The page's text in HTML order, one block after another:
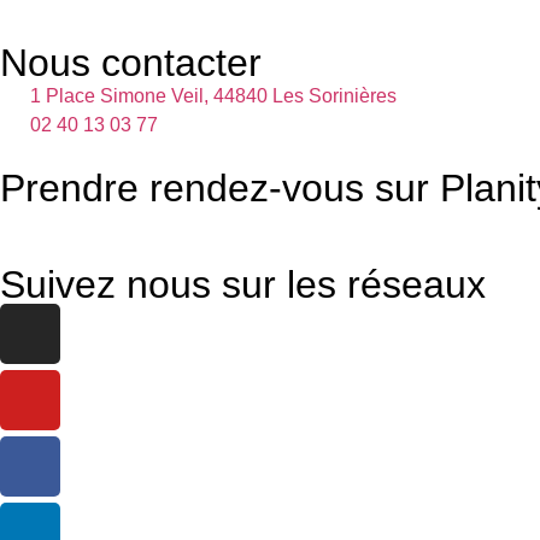
Nous contacter
1 Place Simone Veil, 44840 Les Sorinières
02 40 13 03 77
Prendre rendez-vous sur
Suivez nous sur les réseaux